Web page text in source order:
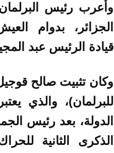
وأعرب رئيس
الجزائر، بدوام
قيادة الرئيس عبد
للبرلمان)، والذي
الدولة، بعد رئيس
الذكرى الثانية